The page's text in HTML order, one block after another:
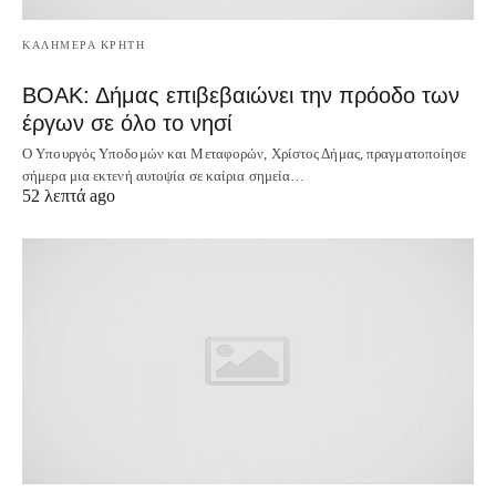
ΚΑΛΗΜΕΡΑ ΚΡΗΤΗ
ΒΟΑΚ: Δήμας επιβεβαιώνει την πρόοδο των
έργων σε όλο το νησί
Ο Υπουργός Υποδομών και Μεταφορών, Χρίστος Δήμας, πραγματοποίησε
σήμερα μια εκτενή αυτοψία σε καίρια σημεία…
52 λεπτά ago